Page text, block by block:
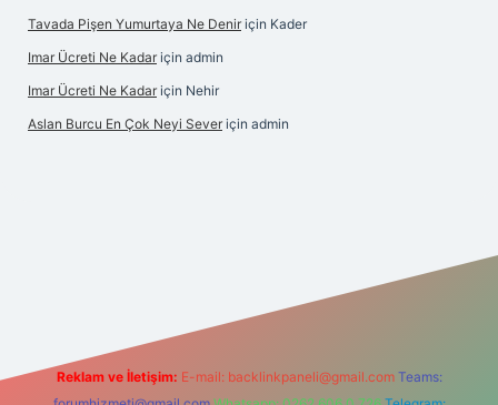
Tavada Pişen Yumurtaya Ne Denir için Kader
Imar Ücreti Ne Kadar için admin
Imar Ücreti Ne Kadar için Nehir
Aslan Burcu En Çok Neyi Sever için admin
elexbetgiris.org
Reklam ve İletişim: E-mail: backlinkpaneli@gmail.com Teams: